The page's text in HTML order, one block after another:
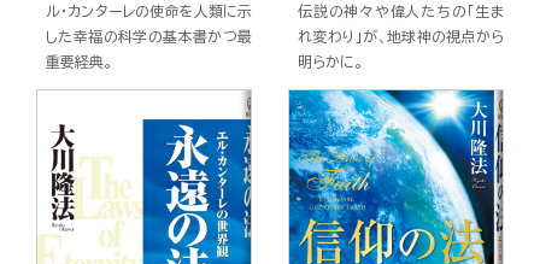
ル・カンターレの使命を人類に示
した幸福の科学の基本書かつ最
重要経典。
伝説の神々や偉人たちの「生ま
れ変わり」が、地球神の視点から
明らかに。